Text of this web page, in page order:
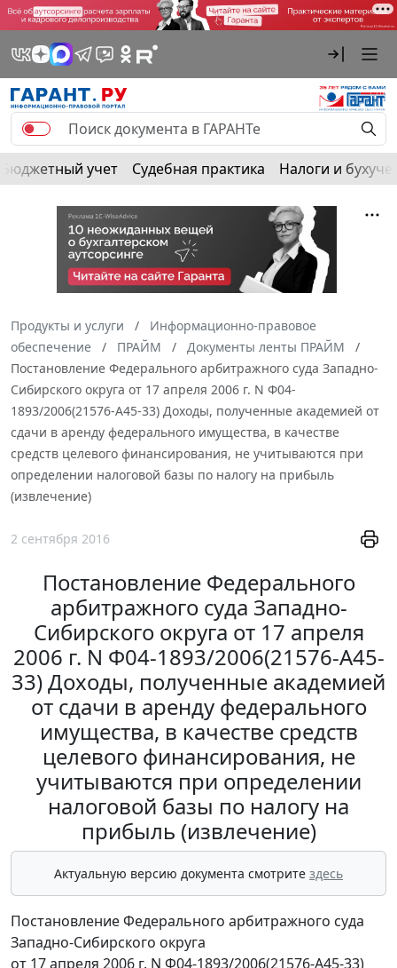
Бюджетный учет Судебная практика Налоги и
Продукты и услуги
Информационно-правовое
обеспечение
ПРАЙМ
Документы ленты ПРАЙМ
Постановление Федерального арбитражного суда Западно-
Сибирского округа от 17 апреля 2006 г. N Ф04-
1893/2006(21576-А45-33) Доходы, полученные академией от
сдачи в аренду федерального имущества, в качестве
средств целевого финансирования, не учитываются при
определении налоговой базы по налогу на прибыль
(извлечение)
2 сентября 2016
Постановление Федерального
арбитражного суда Западно-
Сибирского округа от 17 апреля
2006 г. N Ф04-1893/2006(21576-А45-
33) Доходы, полученные академией
от сдачи в аренду федерального
имущества, в качестве средств
целевого финансирования, не
учитываются при определении
налоговой базы по налогу на
прибыль (извлечение)
Актуальную версию документа смотрите здесь
Постановление Федерального арбитражного суда
Западно-Сибирского округа
от 17 апреля 2006 г. N Ф04-1893/2006(21576-А45-33)